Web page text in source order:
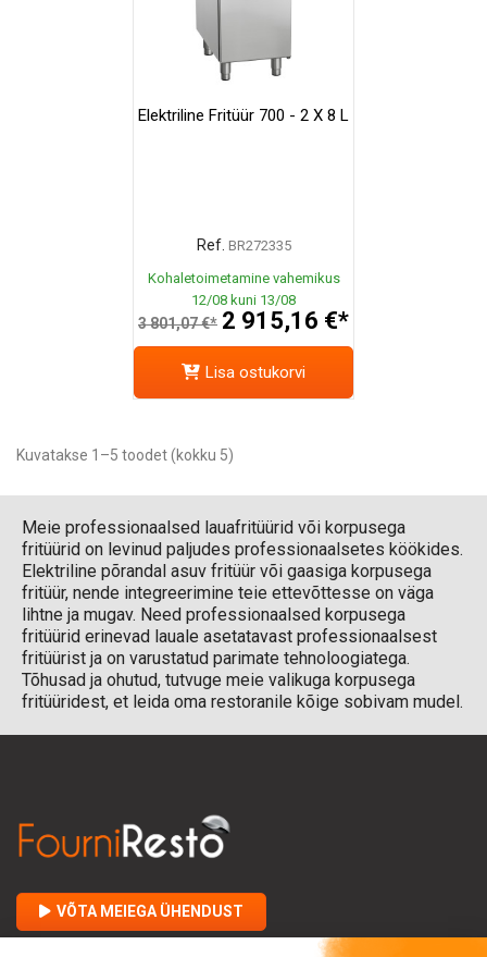
Elektriline Fritüür 700 - 2 X 8 L
Ref. BR272335
Kohaletoimetamine vahemikus
12/08 kuni 13/08
3 801,07 €* 2 915,16 €*
Lisa ostukorvi
Kuvatakse 1–5 toodet (kokku 5)
Meie professionaalsed lauafritüürid või korpusega
fritüürid on levinud paljudes professionaalsetes köökides.
Elektriline põrandal asuv fritüür või gaasiga korpusega
fritüür, nende integreerimine teie ettevõttesse on väga
lihtne ja mugav. Need professionaalsed korpusega
fritüürid erinevad lauale asetatavast professionaalsest
fritüürist ja on varustatud parimate tehnoloogiatega.
Tõhusad ja ohutud, tutvuge meie valikuga korpusega
fritüüridest, et leida oma restoranile kõige sobivam mudel.
VÕTA MEIEGA ÜHENDUST